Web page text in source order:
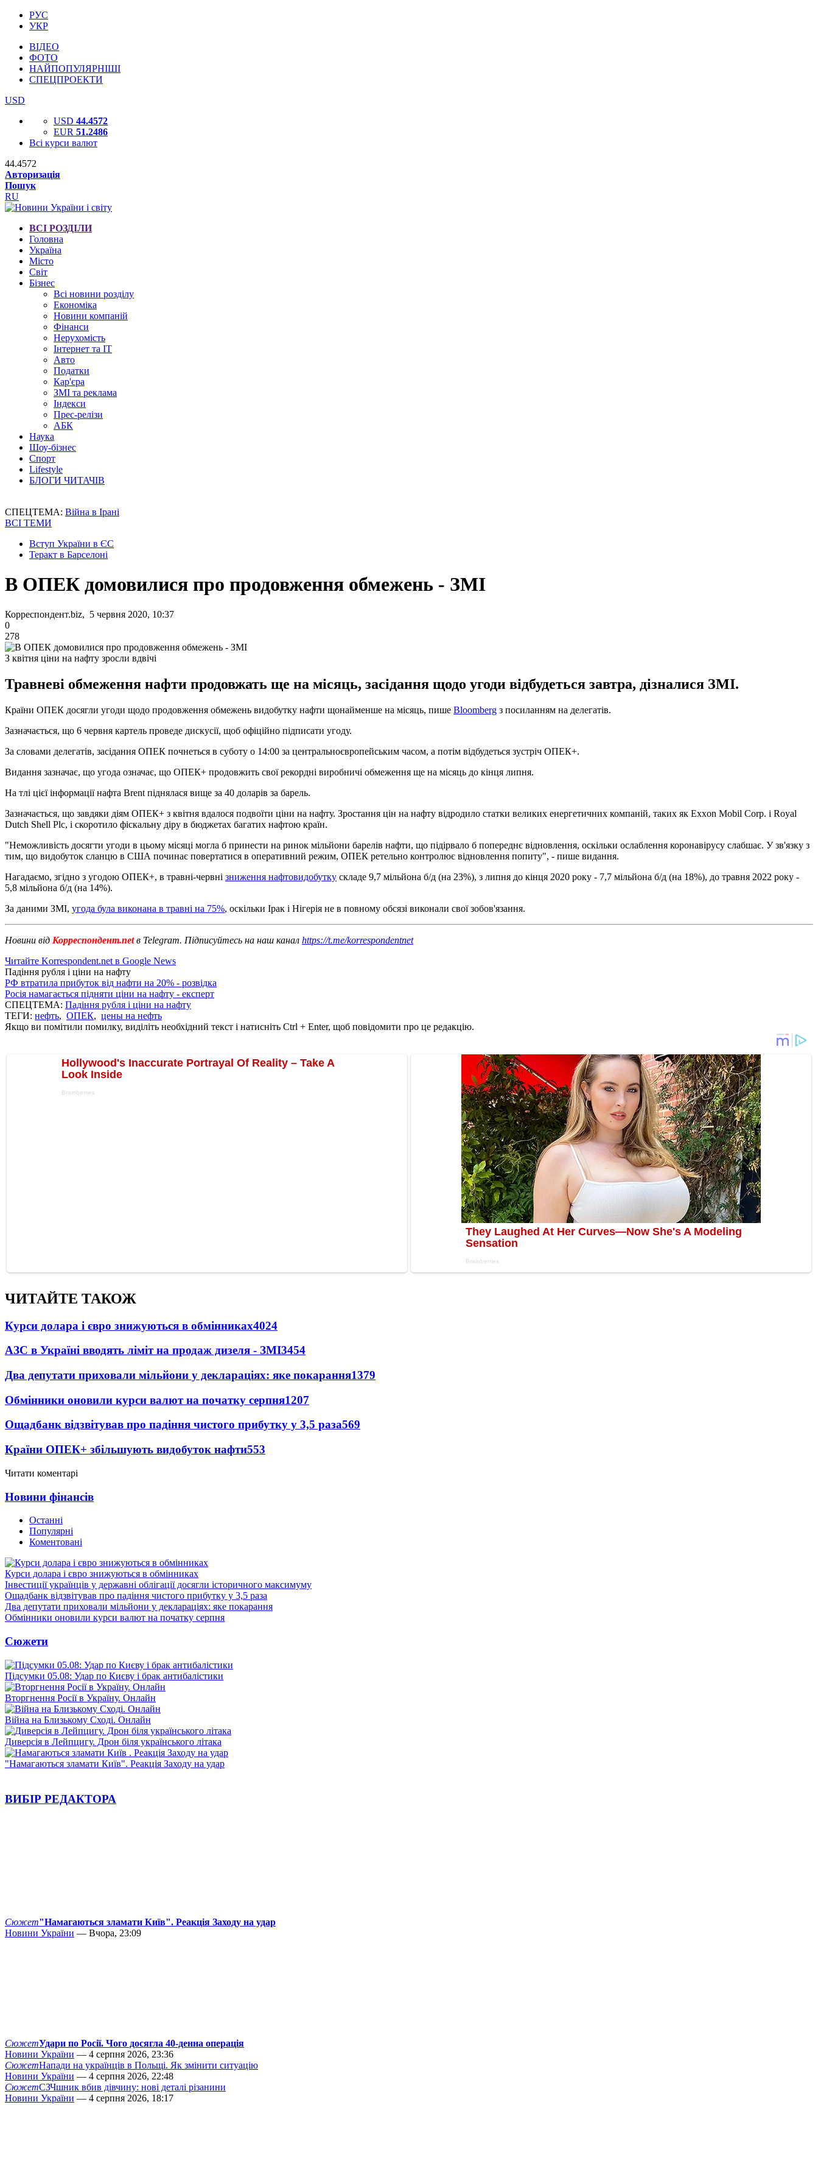
РУС
УКР
ВІДЕО
ФОТО
НАЙПОПУЛЯРНІШІ
СПЕЦПРОЕКТИ
USD
USD 44.4572
EUR 51.2486
Всі курси валют
44.4572
Авторизація
Пошук
RU
ВСІ РОЗДІЛИ
Головна
Україна
Місто
Світ
Бізнес
Всі новини розділу
Економіка
Новини компаній
Фінанси
Нерухомість
Інтернет та IT
Авто
Податки
Кар'єра
ЗМІ та реклама
Індекси
Прес-релізи
АБК
Наука
Шоу-бізнес
Спорт
Lifestyle
БЛОГИ ЧИТАЧІВ
СПЕЦТЕМА: Війна в Ірані
ВСІ ТЕМИ
Вступ України в ЄС
Теракт в Барселоні
В ОПЕК домовилися про продовження обмежень - ЗМІ
Корреспондент.biz, 5 червня 2020, 10:37
0
278
З квітня ціни на нафту зросли вдвічі
Травневі обмеження нафти продовжать ще на місяць, засідання щодо угоди відбудеться завтра, дізналися ЗМІ.
Країни ОПЕК досягли угоди щодо продовження обмежень видобутку нафти щонайменше на місяць, пише Bloomberg з посиланням на делегатів.
Зазначається, що 6 червня картель проведе дискусії, щоб офіційно підписати угоду.
За словами делегатів, засідання ОПЕК почнеться в суботу о 14:00 за центральноєвропейським часом, а потім відбудеться зустріч ОПЕК+.
Видання зазначає, що угода означає, що ОПЕК+ продовжить свої рекордні виробничі обмеження ще на місяць до кінця липня.
На тлі цієї інформації нафта Brent піднялася вище за 40 доларів за барель.
Зазначається, що завдяки діям ОПЕК+ з квітня вдалося подвоїти ціни на нафту. Зростання цін на нафту відродило статки великих енергетичних компаній, таких як Exxon Mobil Corp. і Royal
Dutch Shell Plc, і скоротило фіскальну діру в бюджетах багатих нафтою країн.
"Неможливість досягти угоди в цьому місяці могла б принести на ринок мільйони барелів нафти, що підірвало б попереднє відновлення, оскільки ослаблення коронавірусу слабшає. У зв'язку з
тим, що видобуток сланцю в США починає повертатися в оперативний режим, ОПЕК ретельно контролює відновлення попиту", - пише видання.
Нагадаємо, згідно з угодою ОПЕК+, в травні-червні зниження нафтовидобутку складе 9,7 мільйона б/д (на 23%), з липня до кінця 2020 року - 7,7 мільйона б/д (на 18%), до травня 2022 року -
5,8 мільйона б/д (на 14%).
За даними ЗМІ, угода була виконана в травні на 75%, оскільки Ірак і Нігерія не в повному обсязі виконали свої зобов'язання.
Новини від Корреспондент.netв Telegram. Підписуйтесь на наш канал https://t.me/korrespondentnet
Читайте Korrespondent.net в Google News
Падіння рубля і ціни на нафту
РФ втратила прибуток від нафти на 20% - розвідка
Росія намагається підняти ціни на нафту - експерт
СПЕЦТЕМА: Падіння рубля і ціни на нафту
ТЕГИ: нефть, ОПЕК, цены на нефть
Якщо ви помітили помилку, виділіть необхідний текст і натисніть Ctrl + Enter, щоб повідомити про це редакцію.
ЧИТАЙТЕ ТАКОЖ
Курси долара і євро знижуються в обмінниках4024
АЗС в Україні вводять ліміт на продаж дизеля - ЗМІ3454
Два депутати приховали мільйони у деклараціях: яке покарання1379
Обмінники оновили курси валют на початку серпня1207
Ощадбанк відзвітував про падіння чистого прибутку у 3,5 раза569
Країни ОПЕК+ збільшують видобуток нафти553
Читати коментарі
Новини фінансів
Останні
Популярні
Коментовані
Курси долара і євро знижуються в обмінниках
Інвестиції українців у державні облігації досягли історичного максимуму
Ощадбанк відзвітував про падіння чистого прибутку у 3,5 раза
Два депутати приховали мільйони у деклараціях: яке покарання
Обмінники оновили курси валют на початку серпня
Сюжети
Підсумки 05.08: Удар по Києву і брак антибалістики
Вторгнення Росії в Україну. Онлайн
Війна на Близькому Сході. Онлайн
Диверсія в Лейпцигу. Дрон біля українського літака
"Намагаються зламати Київ". Реакція Заходу на удар
ВИБІР РЕДАКТОРА
Сюжет"Намагаються зламати Київ". Реакція Заходу на удар
Новини України — Вчора, 23:09
СюжетУдари по Росії. Чого досягла 40-денна операція
Новини України — 4 серпня 2026, 23:36
СюжетНапади на українців в Польщі. Як змінити ситуацію
Новини України — 4 серпня 2026, 22:48
СюжетСЗЧшник вбив дівчину: нові деталі різанини
Новини України — 4 серпня 2026, 18:17